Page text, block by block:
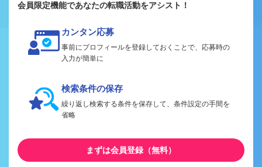
会員限定機能であなたの転職活動をアシスト！
カンタン応募
事前にプロフィールを登録しておくことで、応募時の
入力が簡単に
検索条件の保存
繰り返し検索する条件を保存して、条件設定の手間を
省略
まずは会員登録（無料）